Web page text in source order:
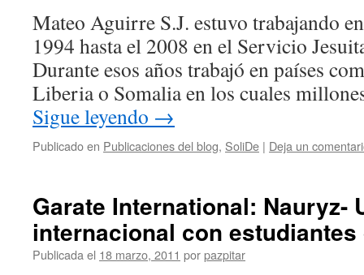
Mateo Aguirre S.J. estuvo trabajando
1994 hasta el 2008 en el Servicio
Durante esos años trabajó en países
Liberia o Somalia en los cuales
Sigue leyendo →
Publicado en Publicaciones del blog, SoliDe | Deja un
Garate International: Nauryz-
internacional con
Publicada el 18 marzo, 2011 porpazpitar